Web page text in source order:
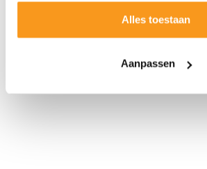
Alles toestaan
Aanpassen